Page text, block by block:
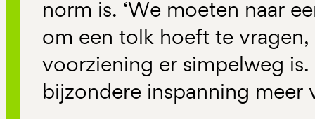
norm is. ‘We moeten naar
om een tolk hoeft te vragen,
voorziening er simpelweg
bijzondere inspanning meer